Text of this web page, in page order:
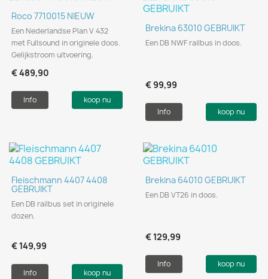
Roco 7710015 NIEUW
Een Nederlandse Plan V 432
met Fullsound in originele doos.
Gelijkstroom uitvoering.
€ 489,90
Info koop nu
Brekina 63010 GEBRUIKT
Een DB NWF railbus in doos.
€ 99,99
Info koop nu
Fleischmann 4407 4408
GEBRUIKT
Een DB railbus set in originele
dozen.
€ 149,99
Info koop nu
Brekina 64010 GEBRUIKT
Een DB VT26 in doos.
€ 129,99
Info koop nu